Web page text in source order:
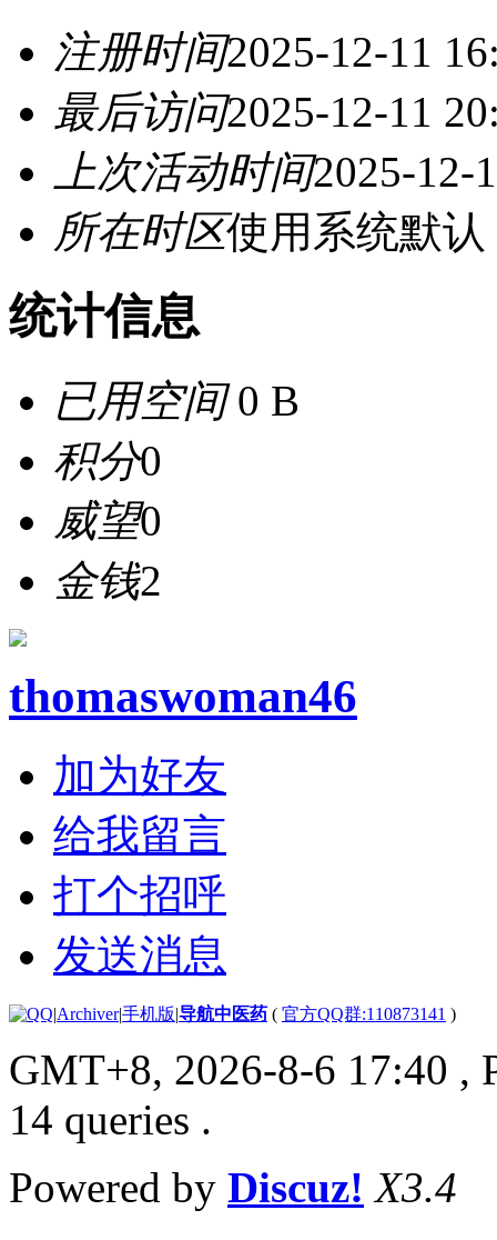
注册时间2025-12-11
最后访问2025-12-11
上次活动时间2025-12-
所在时区使用系统默认
统计信息
已用空间0 B
积分0
威望0
金钱2
thomaswoman46
加为好友
给我留言
打个招呼
发送消息
|Archiver|手机版|导航中医药 ( 官方QQ群:110873141 )
GMT+8, 2026-8-6 17:40 ,
14 queries .
Powered by Discuz! X3.4